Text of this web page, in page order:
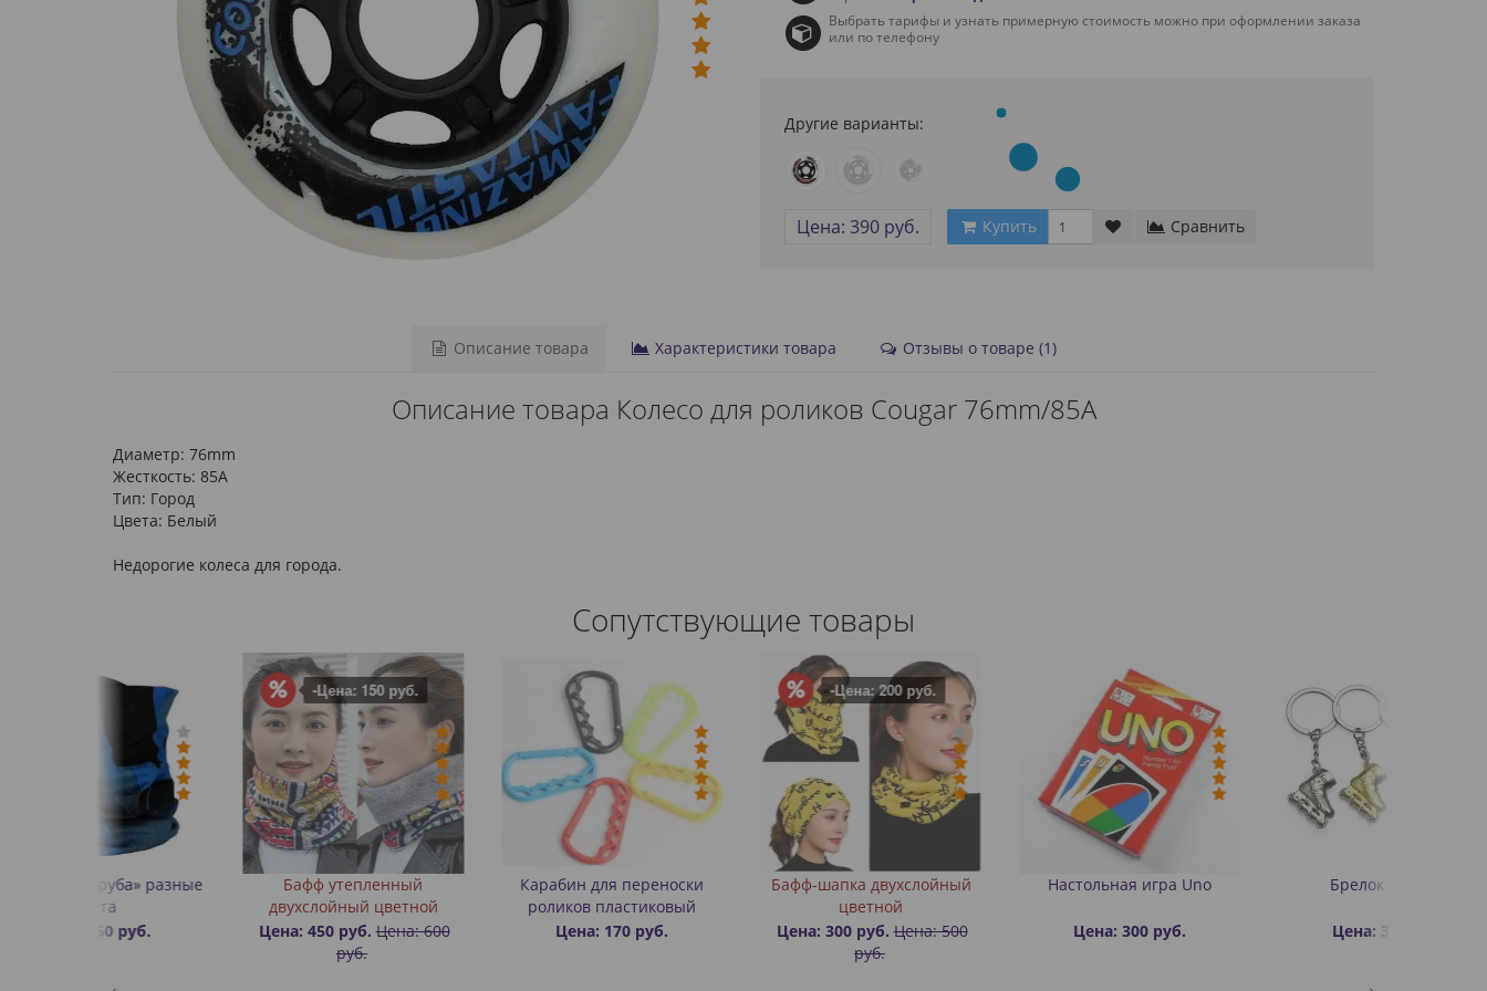
Выбрать тарифы и узнать примерную стоимость можно при оформлении заказа
или по телефону
Другие варианты:
Цена: 390 руб. Купить Сравнить
Описание товара Характеристики товара Отзывы о товаре (1)
Описание товара Колесо для роликов Cougar 76mm/85A
Диаметр: 76mm
Жесткость: 85А
Тип: Город
Цвета: Белый
Недорогие колеса для города.
Сопутствующие товары
-Цена: 150 руб.
Бафф утепленный
двухслойный цветной
Цена: 450 руб.
Цена: 600
Карабин для переноски
роликов пластиковый
Цена: 170 руб.
-Цена: 200 руб.
Бафф-шапка двухслойный
Цена: 300 руб.
Цена: 500
Настольная игра Uno
Цена: 300 руб.
Брелок «Ролик»